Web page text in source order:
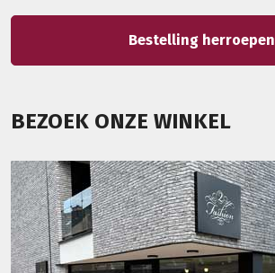
Bestelling herroepen
BEZOEK ONZE WINKEL